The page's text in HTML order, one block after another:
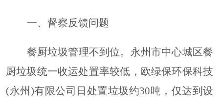
一、督察反馈问题
餐厨垃圾管理不到位。永州市中心城区餐
厨垃圾统一收运处置率较低，欧绿保环保科技
(永州)有限公司日处置垃圾约30吨，仅达到设